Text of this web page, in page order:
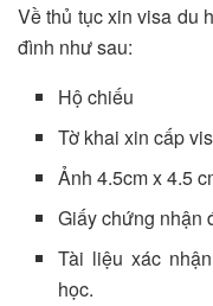
Về thủ tục xin visa du
đình như sau:
Hộ chiếu
Tờ khai xin cấp
Ảnh 4.5cm x 4.5
Giấy chứng nhận
Tài liệu xác
học.